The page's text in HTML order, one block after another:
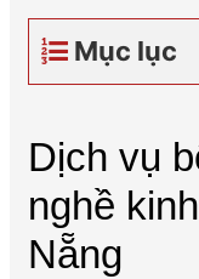
Mục lục
Dịch vụ
nghề
Nẵng